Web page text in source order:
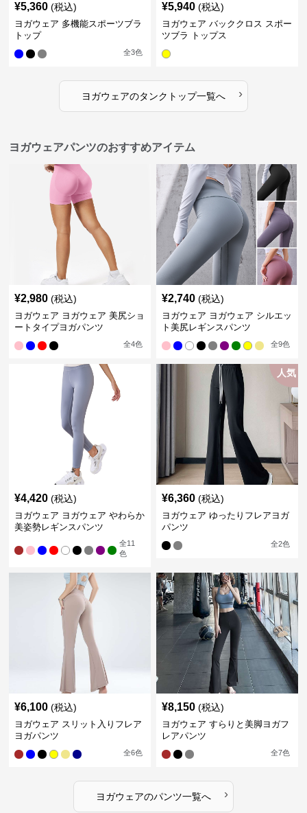
¥5,360 (税込)
ヨガウェア 多機能スポーツブラ
トップ
全3色
¥5,940 (税込)
ヨガウェア バッククロス スポー
ツブラ トップス
ヨガウェアのタンクトップ一覧へ ›
ヨガウェアパンツのおすすめアイテム
¥2,980 (税込)
ヨガウェア ヨガウェア 美尻ショ
ートタイプヨガパンツ
全4色
¥2,740 (税込)
ヨガウェア ヨガウェア シルエッ
ト美尻レギンスパンツ
全9色
¥4,420 (税込)
ヨガウェア ヨガウェア やわらか
美姿勢レギンスパンツ
全11
色
人気
¥6,360 (税込)
ヨガウェア ゆったりフレアヨガ
パンツ
全2色
¥6,100 (税込)
ヨガウェア スリット入りフレア
ヨガパンツ
全6色
¥8,150 (税込)
ヨガウェア すらりと美脚ヨガフ
レアパンツ
全7色
ヨガウェアのパンツ一覧へ ›